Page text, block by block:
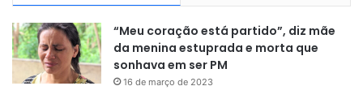
“Meu coração está partido”, diz mãe
da menina estuprada e morta que
sonhava em ser PM
16 de março de 2023